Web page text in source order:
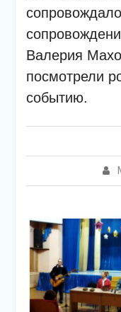
Валерия
посмотрели
событию.